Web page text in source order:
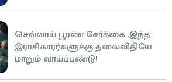
செவ்வாய் பூரண சேர்க்கை ,இந்த
இராசிகாரர்களுக்கு தலைவிதியே
மாறும் வாய்ப்புண்டு!